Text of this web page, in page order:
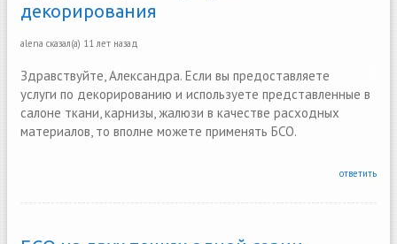
декорирования
alena сказал(а) 11 лет назад
Здравствуйте, Александра. Если вы предоставляете
услуги по декорированию и используете представленные в
салоне ткани, карнизы, жалюзи в качестве расходных
материалов, то вполне можете применять БСО.
ответить